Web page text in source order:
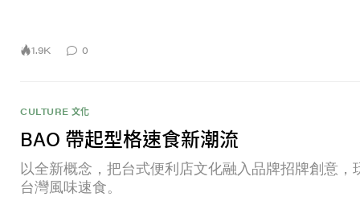
1.9K 0
CULTURE 文化
BAO 帶起型格速食新潮流
以全新概念，把台式便利店文化融入品牌招牌創意，
台灣風味速食。